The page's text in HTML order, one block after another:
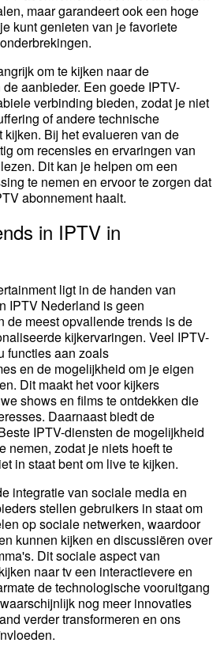
maar garandeert ook een hoge
kunt genieten van je favoriete
om te kijken naar de
aanbieder. Een goede IPTV-
verbinding bieden, zodat je niet
of andere technische
Bij het evalueren van de
om recensies en ervaringen van
Dit kan je helpen om een
te nemen en ervoor te zorgen dat
abonnement haalt.
in IPTV in
ligt in de handen van
IPTV Nederland is geen
de meest opvallende trends is de
kijkervaringen. Veel IPTV-
functies aan zoals
en de mogelijkheid om je eigen
Dit maakt het voor kijkers
shows en films te ontdekken die
Daarnaast biedt de
IPTV-diensten de mogelijkheid
nemen, zodat je niets hoeft te
in staat bent om live te kijken.
integratie van sociale media en
stellen gebruikers in staat om
op sociale netwerken, waardoor
kunnen kijken en discussiëren over
Dit sociale aspect van
naar tv een interactievere en
de technologische vooruitgang
nog meer innovaties
verder transformeren en ons